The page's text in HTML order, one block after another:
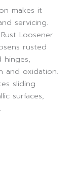
makes it
servicing.
Loosener
rusted
hinges,
and oxidation.
sliding
surfaces,